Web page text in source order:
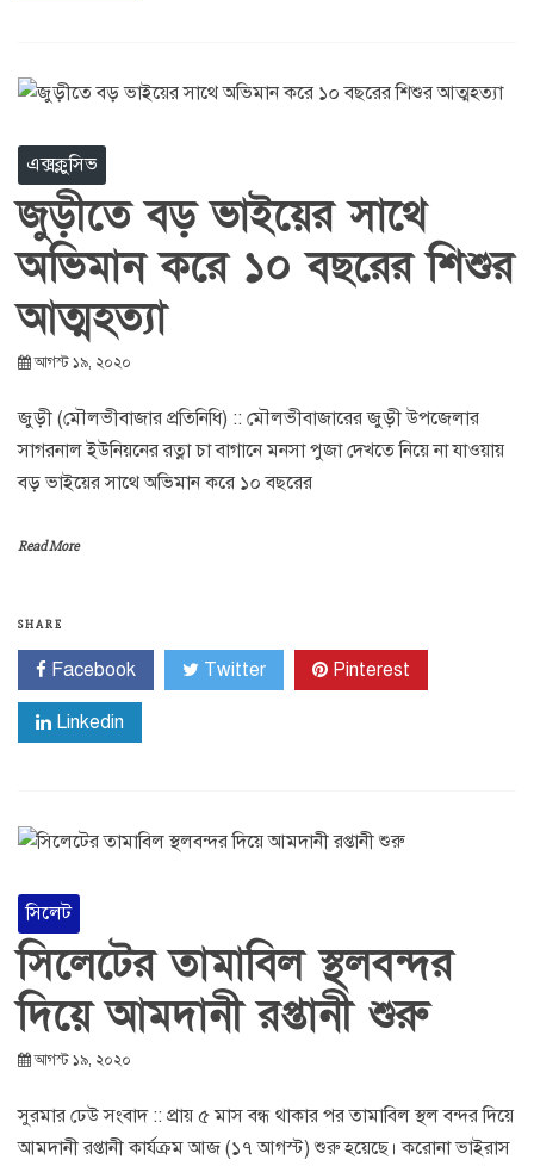
এক্সক্লুসিভ
জুড়ীতে বড় ভাইয়ের সাথে
অভিমান করে ১০ বছরের শিশুর
আত্মহত্যা
আগস্ট ১৯, ২০২০
জুড়ী (মৌলভীবাজার প্রতিনিধি) :: মৌলভীবাজারের জুড়ী উপজেলার
সাগরনাল ইউনিয়নের রত্না চা বাগানে মনসা পুজা দেখতে নিয়ে না যাওয়ায়
বড় ভাইয়ের সাথে অভিমান করে ১০ বছরের
Read More
SHARE
Facebook Twitter Pinterest
Linkedin
সিলেট
সিলেটের তামাবিল স্থলবন্দর
দিয়ে আমদানী রপ্তানী শুরু
আগস্ট ১৯, ২০২০
সুরমার ঢেউ সংবাদ :: প্রায় ৫ মাস বন্ধ থাকার পর তামাবিল স্থল বন্দর দিয়ে
আমদানী রপ্তানী কার্যক্রম আজ (১৭ আগস্ট) শুরু হয়েছে। করোনা ভাইরাস